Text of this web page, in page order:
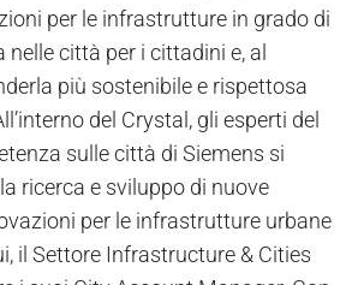
per le infrastrutture in grado di
città per i cittadini e, al
più sostenibile e rispettosa
del Crystal, gli esperti del
sulle città di Siemens si
ricerca e sviluppo di nuove
per le infrastrutture urbane
il Settore Infrastructure & Cities